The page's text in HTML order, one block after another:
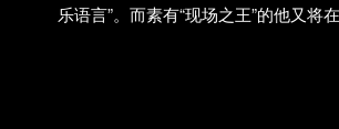
乐语言”。而素有“现场之王”的他又将